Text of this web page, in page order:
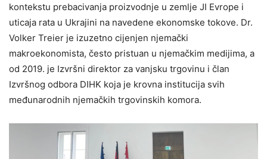
kontekstu prebacivanja proizvodnje u zemlje JI Evrope i
uticaja rata u Ukrajini na navedene ekonomske tokove. Dr.
Volker Treier je izuzetno cijenjen njemački
makroekonomista, često pristuan u njemačkim medijima, a
od 2019. je Izvršni direktor za vanjsku trgovinu i član
Izvršnog odbora DIHK koja je krovna institucija svih
međunarodnih njemačkih trgovinskih komora.